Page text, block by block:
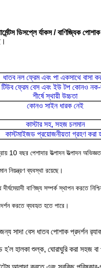
ডিসপ্লে র্যাকস / বাণিজ্যিক পোশাক
ধাতব নল ফ্রেম এবং পা একসাথে বাসা
টিউব ফ্রেম বেস এবং ইউ টপ কোনও
শীর্ষে স্থায়ী উচ্চতা
কোনও সাইন ধারক নেই
কাস্টার সহ, সহজ চলমান
কাস্টমাইজড প্রয়োজনীয়তা গ্রহণ করা
10 বছর পেশাদার উত্পাদন উত্পাদন
নিয়ন্ত্রণ ব্যবস্থা রয়েছে।
বাণিজ্য সম্পর্ক স্থাপন করতে
করতে ব্যবহৃত হতে পারে।
সাদা বেস ধাতব পোশাক প্রদর্শন
হ'ল হালকা শুল্ক, ঘোরাঘুরি করা সহজ